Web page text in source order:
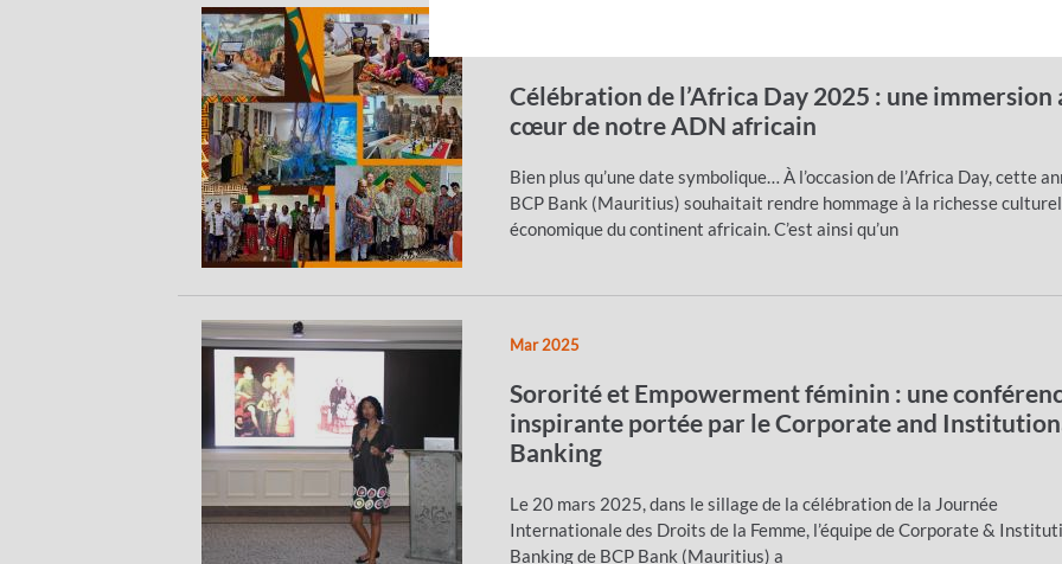
Célébration de l’Africa Day 2025 : une immersion
cœur de notre ADN africain
Bien plus qu’une date symbolique… À l’occasion de l’Africa Day, cette
BCP Bank (Mauritius) souhaitait rendre hommage à la richesse
économique du continent africain. C’est ainsi qu’un
Mar 2025
Sororité et Empowerment féminin : une
inspirante portée par le Corporate and
Banking
Le 20 mars 2025, dans le sillage de la célébration de la Journée
Internationale des Droits de la Femme, l’équipe de Corporate &
Banking de BCP Bank (Mauritius) a